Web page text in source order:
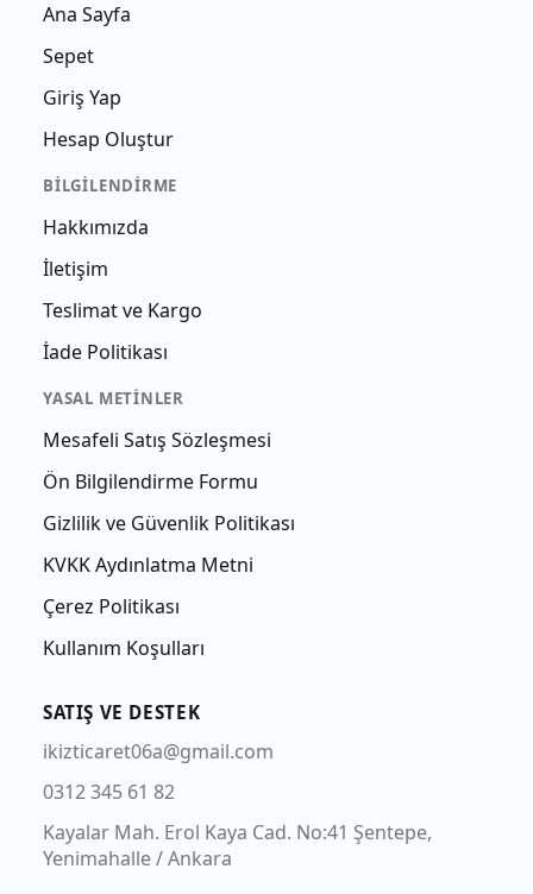
Ana Sayfa
Sepet
Giriş Yap
Hesap Oluştur
BILGILENDIRME
Hakkımızda
İletişim
Teslimat ve Kargo
İade Politikası
YASAL METINLER
Mesafeli Satış Sözleşmesi
Ön Bilgilendirme Formu
Gizlilik ve Güvenlik Politikası
KVKK Aydınlatma Metni
Çerez Politikası
Kullanım Koşulları
SATIŞ VE DESTEK
ikizticaret06a@gmail.com
0312 345 61 82
Kayalar Mah. Erol Kaya Cad. No:41 Şentepe,
Yenimahalle / Ankara